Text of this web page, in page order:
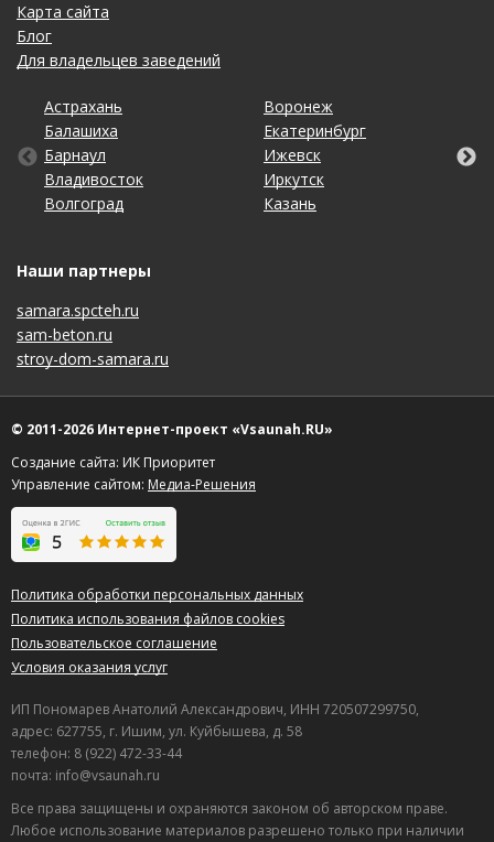
Карта сайта
Блог
Для владельцев заведений
Астрахань
Балашиха
Барнаул
Владивосток
Волгоград
Воронеж
Екатеринбург
Ижевск
Иркутск
Казань
Калининград
Кемерово
Киров
Краснодар
Красноярск
Липецк
Махачкала
Москва
Набережные Челны
Нижний Новгород
Новосибирск
Омск
Оренбург
Пенза
Пермь
Ростов-на-Дону
Рязань
Санкт-Петербург
Саратов
Ставрополь
Тольятти
Томск
Тула
Тюмень
Ульяновск
Уфа
Хабаровск
Чебоксары
Челябинск
Ярославль
Наши партнеры
samara.spcteh.ru
sam-beton.ru
stroy-dom-samara.ru
© 2011-2026 Интернет-проект «Vsaunah.RU»
Создание сайта: ИК Приоритет
Управление сайтом: Медиа-Решения
Политика обработки персональных данных
Политика использования файлов cookies
Пользовательское соглашение
Условия оказания услуг
ИП Пономарев Анатолий Александрович, ИНН 720507299750,
адрес: 627755, г. Ишим, ул. Куйбышева, д. 58
телефон: 8 (922) 472-33-44
почта: info@vsaunah.ru
Все права защищены и охраняются законом об авторском праве.
Любое использование материалов разрешено только при наличии